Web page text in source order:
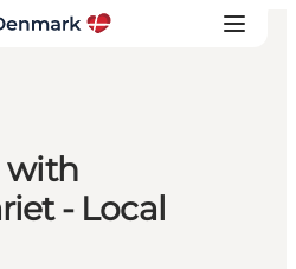
with
- Local